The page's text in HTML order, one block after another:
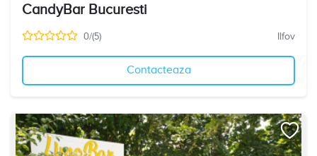
CandyBar Bucuresti
0/(5) Ilfov
Contacteaza